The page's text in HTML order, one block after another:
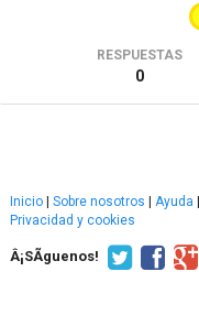
RESPUESTAS
0
Inicio Sobre nosotros Ayuda
Privacidad y cookies
Â¡SÃ­guenos!